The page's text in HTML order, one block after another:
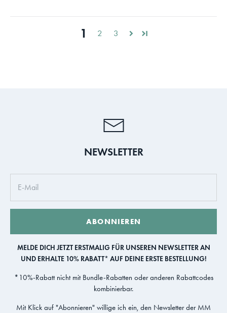
1 2 3
NEWSLETTER
ABONNIEREN
MELDE DICH JETZT ERSTMALIG FÜR UNSEREN NEWSLETTER AN
UND ERHALTE 10% RABATT* AUF DEINE ERSTE BESTELLUNG!
*10%-Rabatt nicht mit Bundle-Rabatten oder anderen Rabattcodes
kombinierbar.
Mit Klick auf "Abonnieren" willige ich ein, den Newsletter der MM